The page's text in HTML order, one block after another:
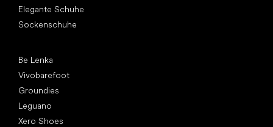
Elegante Schuhe
Sockenschuhe
Be Lenka
Vivobarefoot
Groundies
Leguano
Xero Shoes